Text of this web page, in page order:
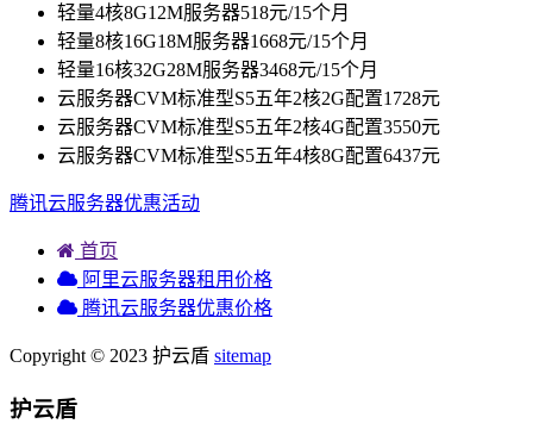
轻量4核8G12M服务器518元/15个月
轻量8核16G18M服务器1668元/15个月
轻量16核32G28M服务器3468元/15个月
云服务器CVM标准型S5五年2核2G配置1728元
云服务器CVM标准型S5五年2核4G配置3550元
云服务器CVM标准型S5五年4核8G配置6437元
腾讯云服务器优惠活动
首页
阿里云服务器租用价格
腾讯云服务器优惠价格
Copyright © 2023 护云盾 sitemap
护云盾